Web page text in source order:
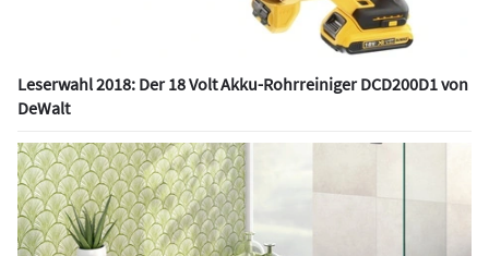
Leserwahl 2018: Der 18 Volt Akku-Rohrreiniger DCD200D1 von
DeWalt